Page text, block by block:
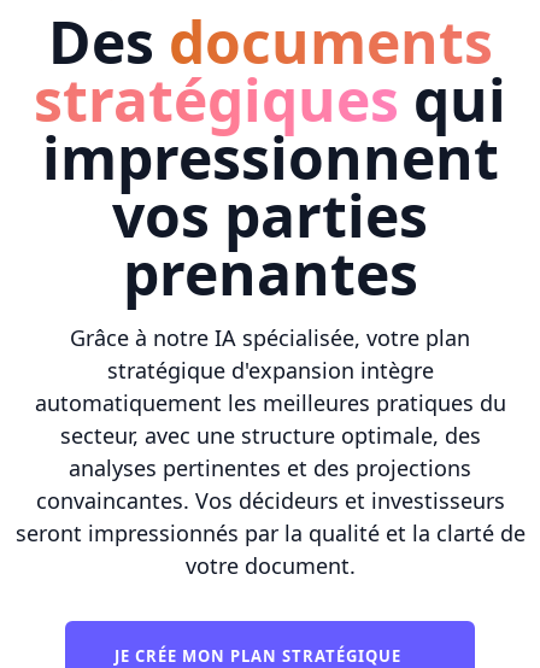
Des documents
stratégiques qui
impressionnent
vos parties
prenantes
Grâce à notre IA spécialisée, votre plan
stratégique d'expansion intègre
automatiquement les meilleures pratiques du
secteur, avec une structure optimale, des
analyses pertinentes et des projections
convaincantes. Vos décideurs et investisseurs
seront impressionnés par la qualité et la clarté de
votre document.
JE CRÉE MON PLAN STRATÉGIQUE